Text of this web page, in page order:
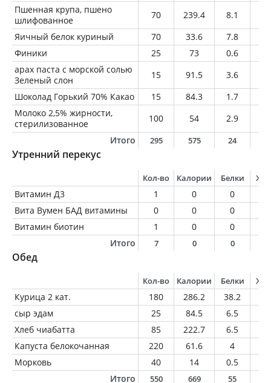
Пшенная крупа, пшено
шлифованное
70 239.4 8.1
Яичный белок куриный
70 33.6 7.8
Финики
25 73 0.6
арах паста с морской солью
Зеленый слон
15 91.5 3.6
Шоколад Горький 70% Какао
15 84.3 1.7
Молоко 2,5% жирности,
стерилизованное
100 54 2.9
Итого
295 575 24
Утренний перекус
Кол-во Калории Белки
Витамин Д3 1 0 0
Вита Вумен БАД витамины
0 0 0
Витамин биотин
1 0 0
Итого
7 0 0
Обед
Кол-во Калории Белки
Курица 2 кат. 180 286.2 38.2
сыр эдам
25 84.5 6.5
Хлеб чиабатта
85 222.7 6.5
Капуста белокочанная
220 61.6 4
Морковь
40 14 0.5
Итого
550 669 55